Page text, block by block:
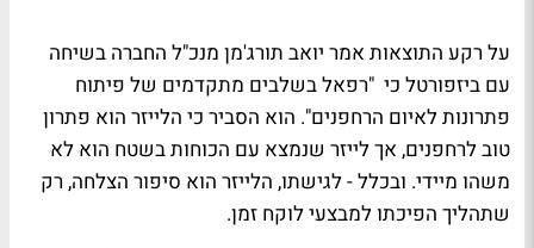
על רקע התוצאות אמר יואב תורג'מן מנכ"ל החברה בשיחה
עם ביזפורטל כי "רפאל בשלבים מתקדמים של פיתוח
פתרונות לאיום הרחפנים". הוא הסביר כי הלייזר הוא פתרון
טוב לרחפנים, אך לייזר שנמצא עם הכוחות בשטח הוא לא
משהו מיידי. ובכלל - לגישתו, הלייזר הוא סיפור הצלחה, רק
שתהליך הפיכתו למבצעי לוקח זמן.